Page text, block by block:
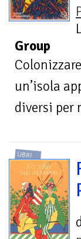
Group
un’isola
diversi per
LIBRI